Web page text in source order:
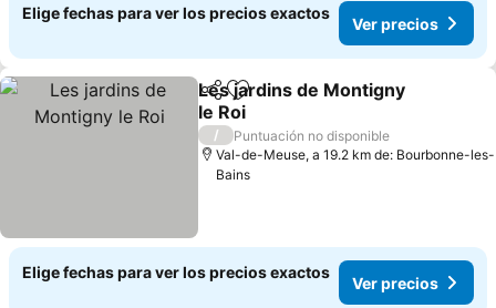
Elige fechas para ver los precios exactos
Ver precios
CompartirAgregar a favoritos
Les jardins de Montigny
le Roi
Ver precios
/
Puntuación no disponible
Val-de-Meuse, a 19.2 km de: Bourbonne-les-
Bains
Elige fechas para ver los precios exactos
Ver precios